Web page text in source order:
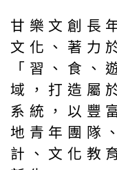
甘樂文創長
文化、著力
「習、食、
域，打造屬
系統，以豐
地青年團隊
計、文化教